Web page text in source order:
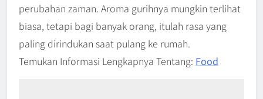
perubahan zaman. Aroma gurihnya mungkin terlihat
biasa, tetapi bagi banyak orang, itulah rasa yang
paling dirindukan saat pulang ke rumah.
Temukan Informasi Lengkapnya Tentang: Food